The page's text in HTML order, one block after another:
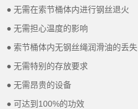
● 无需在索节桶体内进行钢丝退火
● 无需担心温度的影响
● 索节桶体内无钢丝绳润滑油的丢失
● 无需特别的存放要求
● 无需昂贵的设备
● 可达到100%的功效